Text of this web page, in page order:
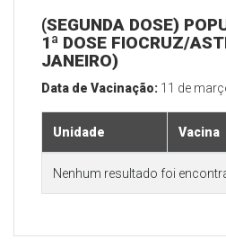
(SEGUNDA DOSE)
1ª DOSE FIOCRUZ/
JANEIRO)
Data de Vacinação: 11 de
Unidade Vacina
Nenhum resultado foi